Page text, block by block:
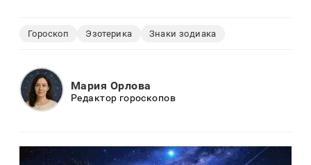
Гороскоп Эзотерика Знаки зодиака
Мария Орлова
Редактор гороскопов